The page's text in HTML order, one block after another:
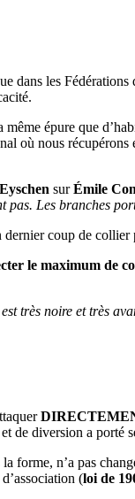
les
épure que
nous
surÉmile
Les branches
coup de
le maximum de
très noire et très
de diversion a porté
forme, n’a pas
(loi de